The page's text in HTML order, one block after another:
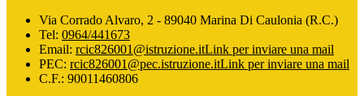
Via Corrado Alvaro, 2 - 89040 Marina Di Caulonia (R.C.)
Tel: 0964/441673
Email: rcic826001@istruzione.itLink per inviare una mail
PEC: rcic826001@pec.istruzione.itLink per inviare una mail
C.F.: 90011460806